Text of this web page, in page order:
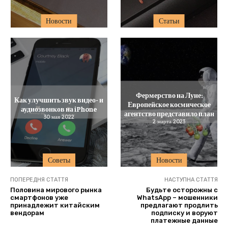
Новости Статьи
Советы
Как улучшить звук видео- и
аудиозвонков на iPhone
30 мая 2022
Новости
Фермерство на Луне:
Европейское космическое
агентство представило план
2 марта 2023
ПОПЕРЕДНЯ СТАТТЯ
Половина мирового рынка
смартфонов уже
принадлежит китайским
вендорам
НАСТУПНА СТАТТЯ
Будьте осторожны с
WhatsApp – мошенники
предлагают продлить
подписку и воруют
платежные данные